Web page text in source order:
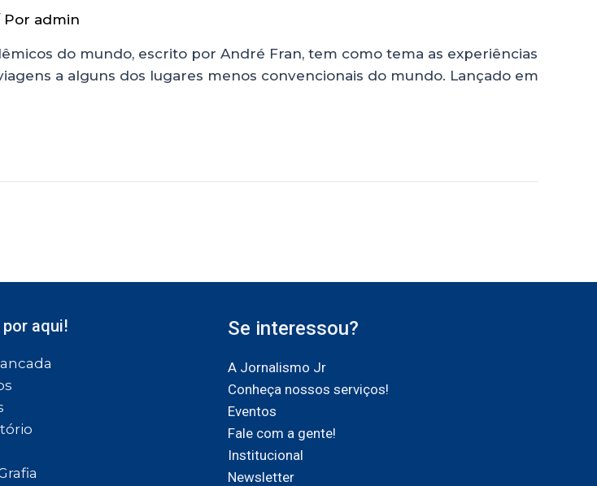
Por admin
do mundo, escrito por André Fran, tem como tema as experiências
a alguns dos lugares menos convencionais do mundo. Lançado em
aqui! Se interessou?
A Jornalismo Jr
Conheça nossos serviços!
Eventos
Fale com a gente!
Institucional
Newsletter